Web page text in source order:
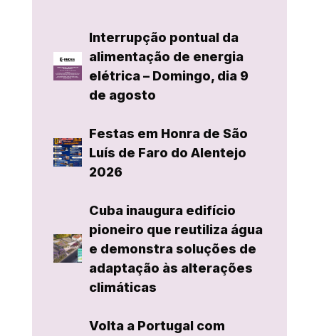
Interrupção pontual da
alimentação de energia
elétrica – Domingo, dia 9
de agosto
Festas em Honra de São
Luís de Faro do Alentejo
2026
Cuba inaugura edifício
pioneiro que reutiliza água
e demonstra soluções de
adaptação às alterações
climáticas
Volta a Portugal com